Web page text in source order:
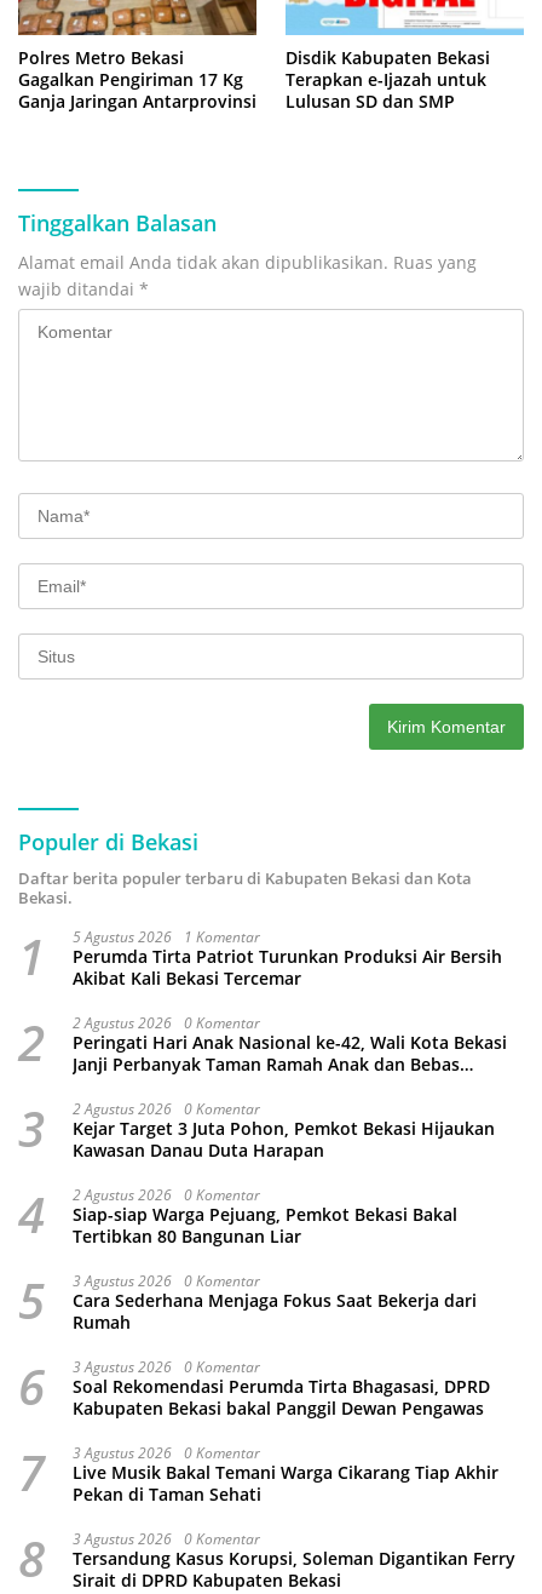
Polres Metro Bekasi
Gagalkan Pengiriman 17 Kg
Ganja Jaringan Antarprovinsi
Disdik Kabupaten Bekasi
Terapkan e-Ijazah untuk
Lulusan SD dan SMP
Tinggalkan Balasan
Alamat email Anda tidak akan dipublikasikan. Ruas yang
wajib ditandai *
Populer di Bekasi
Daftar berita populer terbaru di Kabupaten Bekasi dan Kota
Bekasi.
1 5 Agustus 2026 1 Komentar
Perumda Tirta Patriot Turunkan Produksi Air Bersih
Akibat Kali Bekasi Tercemar
2 2 Agustus 2026 0 Komentar
Peringati Hari Anak Nasional ke-42, Wali Kota Bekasi
Janji Perbanyak Taman Ramah Anak dan Bebas
3 2 Agustus 2026 0 Komentar
Kejar Target 3 Juta Pohon, Pemkot Bekasi Hijaukan
Kawasan Danau Duta Harapan
4 2 Agustus 2026 0 Komentar
Siap-siap Warga Pejuang, Pemkot Bekasi Bakal
Tertibkan 80 Bangunan Liar
5 3 Agustus 2026 0 Komentar
Cara Sederhana Menjaga Fokus Saat Bekerja dari
Rumah
6 3 Agustus 2026 0 Komentar
Soal Rekomendasi Perumda Tirta Bhagasasi, DPRD
Kabupaten Bekasi bakal Panggil Dewan Pengawas
7 3 Agustus 2026 0 Komentar
Live Musik Bakal Temani Warga Cikarang Tiap Akhir
Pekan di Taman Sehati
8 3 Agustus 2026 0 Komentar
Tersandung Kasus Korupsi, Soleman Digantikan Ferry
Sirait di DPRD Kabupaten Bekasi